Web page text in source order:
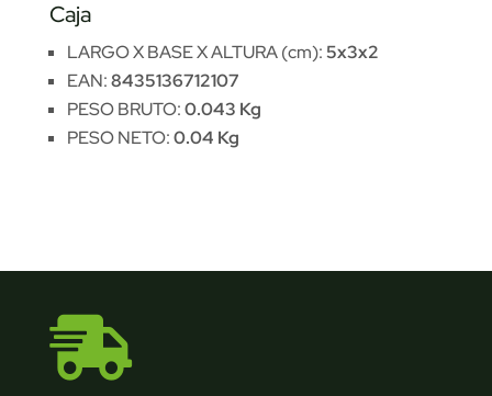
Caja
LARGO X BASE X ALTURA (cm):5x3x2
EAN:8435136712107
PESO BRUTO:0.043 Kg
PESO NETO:0.04 Kg
